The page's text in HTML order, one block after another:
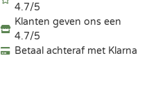
4.7/5
Klanten geven ons een
4.7/5
Betaal achteraf met Klarna